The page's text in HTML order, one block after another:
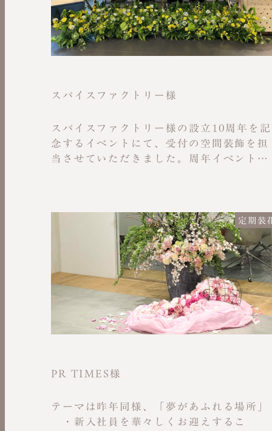
スパイスファクトリー様
スパイスファクトリー様の設立10周年を記
念するイベントにて、受付の空間装飾を担
当させていただきました。周年イベントの
質感と、生花が持つ「有機」的なエネルギ
ーを掛け合わせることで、五感を感じる世
界観の表現をお手伝いさせて頂きました。
スパイスファクトリー様のコーポレートカ
ラーである鮮やかな「イエロー」を、無機
な質感の中に力強い差し色として加えるこ
とで、10周年をお祝いする華やかさと、未
来への躍動感を感じさせる仕上がりとなり
光栄に思います。スパイスファクトリーの
https://spicefactory-10th.studio.site
定期装
PR TIMES様
テーマは昨年同様、「夢があふれる場所」
・新入社員を華々しくお迎えするこ